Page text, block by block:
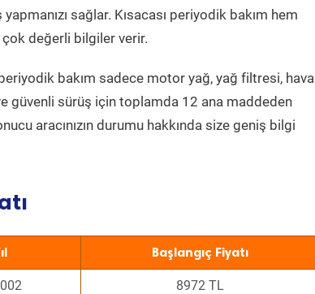
sağlar. Kısacası periyodik bakım hem
çok değerli bilgiler verir.
periyodik bakım sadece motor yağ, yağ filtresi, hava
ve güvenli sürüş için toplamda 12 ana maddeden
aracınızın durumu hakkında size geniş bilgi
Başlangıç Fiyatı
8972 TL